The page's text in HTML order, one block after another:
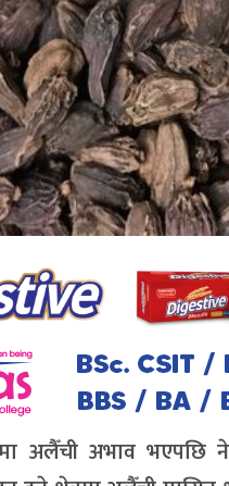
अलैँची अभाव भएपछि